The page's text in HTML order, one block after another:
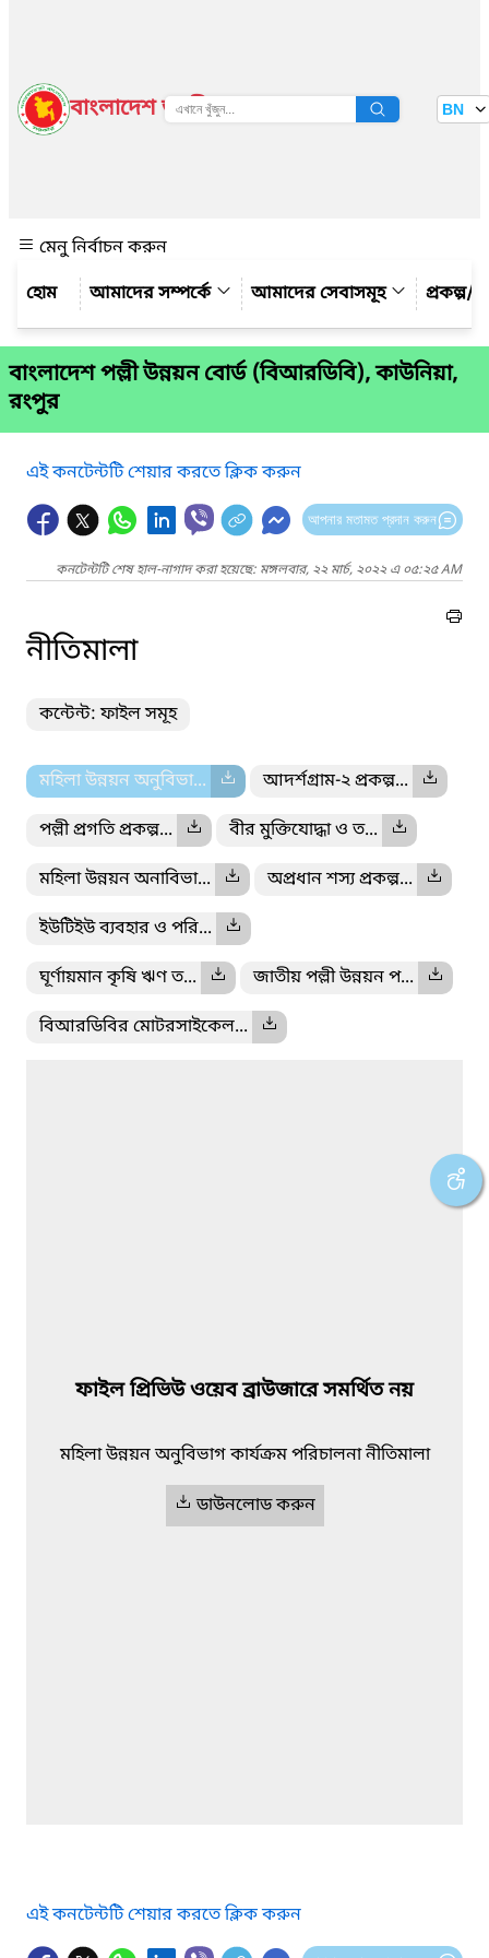
বাংলাদেশ জাতীয় তথ্য বাতায়ন BN
মেনু নির্বাচন করুন
আমাদের সম্পর্কে
আমাদের সেবাসমূহ প্রকল্প/
বাংলাদেশ পল্লী উন্নয়ন বোর্ড (বিআরডিবি), কাউনিয়া,
রংপুর
এই কনটেন্টটি শেয়ার করতে ক্লিক করুন
আপনার মতামত প্রদান করুন
কনটেন্টটি শেষ হাল-নাগাদ করা হয়েছে: মঙ্গলবার, ২২ মার্চ, ২০২২ এ ০৫:২৫ AM
নীতিমালা
কন্টেন্ট: ফাইল সমূহ
মহিলা উন্নয়ন অনুবিভা... আদর্শগ্রাম-২ প্রকল্প...
পল্লী প্রগতি প্রকল্প... বীর মুক্তিযোদ্ধা ও ত...
মহিলা উন্নয়ন অনাবিভা... অপ্রধান শস্য প্রকল্প...
ইউটিইউ ব্যবহার ও পরি...
ঘূর্ণায়মান কৃষি ঋণ ত... জাতীয় পল্লী উন্নয়ন প...
বিআরডিবির মোটরসাইকেল...
ফাইল প্রিভিউ ওয়েব ব্রাউজারে সমর্থিত নয়
মহিলা উন্নয়ন অনুবিভাগ কার্যক্রম পরিচালনা নীতিমালা
ডাউনলোড করুন
এই কনটেন্টটি শেয়ার করতে ক্লিক করুন